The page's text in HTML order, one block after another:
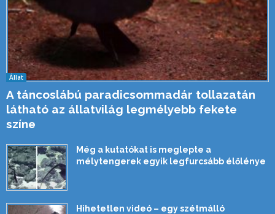
Állat
A táncoslábú paradicsommadár tollazatán
látható az állatvilág legmélyebb fekete
színe
Még a kutatókat is meglepte a
mélytengerek egyik legfurcsább élőlénye
Hihetetlen videó – egy szétmálló